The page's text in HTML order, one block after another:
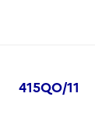
415QO/11